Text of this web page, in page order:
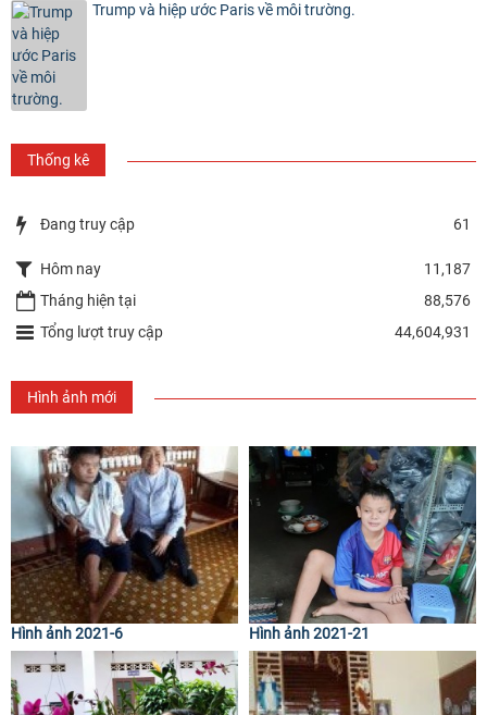
Trump và hiệp ước Paris về môi trường.
Thống kê
Đang truy cập 61
Hôm nay
11,187
Tháng hiện tại
88,576
Tổng lượt truy cập
44,604,931
Hình ảnh mới
Hình ảnh 2021-6 Hình ảnh 2021-21